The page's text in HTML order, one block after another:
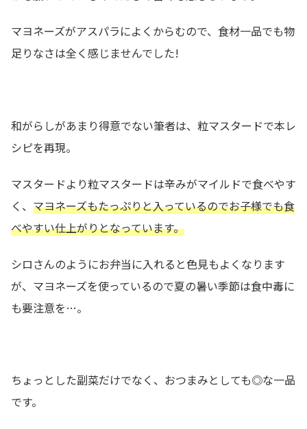
マヨネーズがアスパラによくからむので、食材一品でも物
足りなさは全く感じませんでした!
和がらしがあまり得意でない筆者は、粒マスタードで本レ
シピを再現。
マスタードより粒マスタードは辛みがマイルドで食べやす
く、 マヨネーズもたっぷりと入っているのでお子様でも食
べやすい仕上がりとなっています。
シロさんのようにお弁当に入れると色見もよくなります
が、マヨネーズを使っているので夏の暑い季節は食中毒に
も要注意を…。
ちょっとした副菜だけでなく、おつまみとしても◎な一品
です。